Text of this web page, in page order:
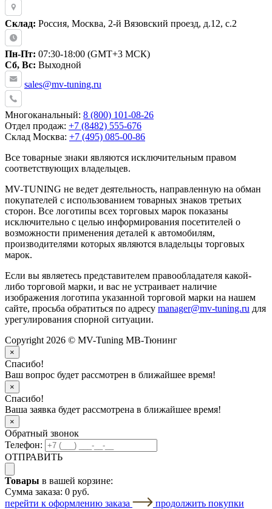
Склад: Россия, Москва, 2-й Вязовский проезд, д.12, с.2
Пн-Пт: 07:30-18:00 (GMT+3 МСК)
Сб, Вс: Выходной
sales@mv-tuning.ru
Многоканальный: 8 (800) 101-08-26
Отдел продаж: +7 (8482) 555-676
Склад Москва: +7 (495) 085-00-86
Все товарные знаки являются исключительным правом
соответствующих владельцев.
MV-TUNING не ведет деятельность, направленную на обман
покупателей с использованием товарных знаков третьих
сторон. Все логотипы всех торговых марок показаны
исключительно с целью информирования посетителей о
возможности применения деталей к автомобилям,
производителями которых являются владельцы торговых
марок.
Если вы являетесь представителем правообладателя какой-
либо торговой марки, и вас не устраивает наличие
изображения логотипа указанной торговой марки на нашем
сайте, просьба обратиться по адресу manager@mv-tuning.ru для
урегулирования спорной ситуации.
Copyright 2026 © MV-Tuning МВ-Тюнинг
×
Спасибо!
Ваш вопрос будет рассмотрен в ближайшее время!
×
Спасибо!
Ваша заявка будет рассмотрена в ближайшее время!
×
Обратный звонок
Телефон:
ОТПРАВИТЬ
Товары в вашей корзине:
Сумма заказа: 0 руб.
перейти к оформлению заказа
продолжить покупки